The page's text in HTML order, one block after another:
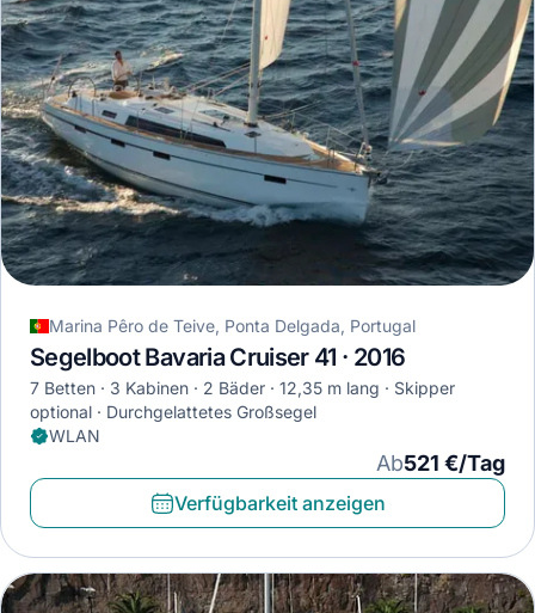
Marina Pêro de Teive, Ponta Delgada, Portugal
Segelboot Bavaria Cruiser 41 · 2016
7 Betten 3 Kabinen 2 Bäder 12,35 m lang
Skipper
optional
Durchgelattetes Großsegel
WLAN
Ab521 €/Tag
Verfügbarkeit anzeigen